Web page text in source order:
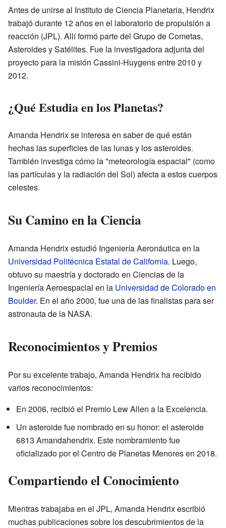
Antes de unirse al Instituto de Ciencia Planetaria, Hendrix
trabajó durante 12 años en el laboratorio de propulsión a
reacción (JPL). Allí formó parte del Grupo de Cometas,
Asteroides y Satélites. Fue la investigadora adjunta del
proyecto para la misión Cassini-Huygens entre 2010 y
2012.
¿Qué Estudia en los Planetas?
Amanda Hendrix se interesa en saber de qué están
hechas las superficies de las lunas y los asteroides.
También investiga cómo la "meteorología espacial" (como
las partículas y la radiación del Sol) afecta a estos cuerpos
celestes.
Su Camino en la Ciencia
Amanda Hendrix estudió Ingeniería Aeronáutica en la
Universidad Politécnica Estatal de California. Luego,
obtuvo su maestría y doctorado en Ciencias de la
Ingeniería Aeroespacial en la Universidad de Colorado en
Boulder. En el año 2000, fue una de las finalistas para ser
astronauta de la NASA.
Reconocimientos y Premios
Por su excelente trabajo, Amanda Hendrix ha recibido
varios reconocimientos:
En 2006, recibió el Premio Lew Allen a la Excelencia.
Un asteroide fue nombrado en su honor: el asteroide
6813 Amandahendrix. Este nombramiento fue
oficializado por el Centro de Planetas Menores en 2018.
Compartiendo el Conocimiento
Mientras trabajaba en el JPL, Amanda Hendrix escribió
muchas publicaciones sobre los descubrimientos de la